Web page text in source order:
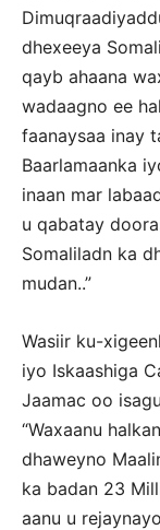
dhexeeya
qayb ahaana
wadaagno ee
faanaysaa inay
Baarlamaanka
inaan mar
u qabatay
Somaliladn ka
mudan..”
Wasiir ku-
iyo Iskaashiga
Jaamac oo
“Waxaanu
dhaweyno
ka badan 23
aanu u